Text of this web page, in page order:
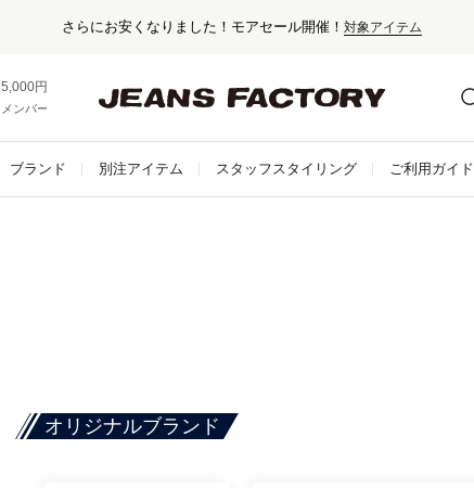
さらにお安くなりました！モアセール開催！対象アイテム
5,000円以上お買い上げで送料無料！
メンバー登録でお得な情報をゲット。さらに詳しく
ブランド 別注アイテム スタッフスタイリング ご利用ガイド
オリジナルブランド